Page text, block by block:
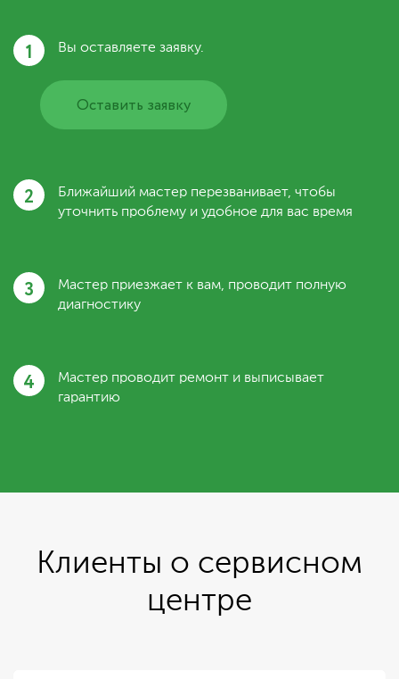
1 Вы оставляете заявку.
Оставить заявку
2
Ближайший мастер перезванивает, чтобы
уточнить проблему и удобное для вас время
3
Мастер приезжает к вам, проводит полную
диагностику
4
Мастер проводит ремонт и выписывает
гарантию
Клиенты о сервисном
центре